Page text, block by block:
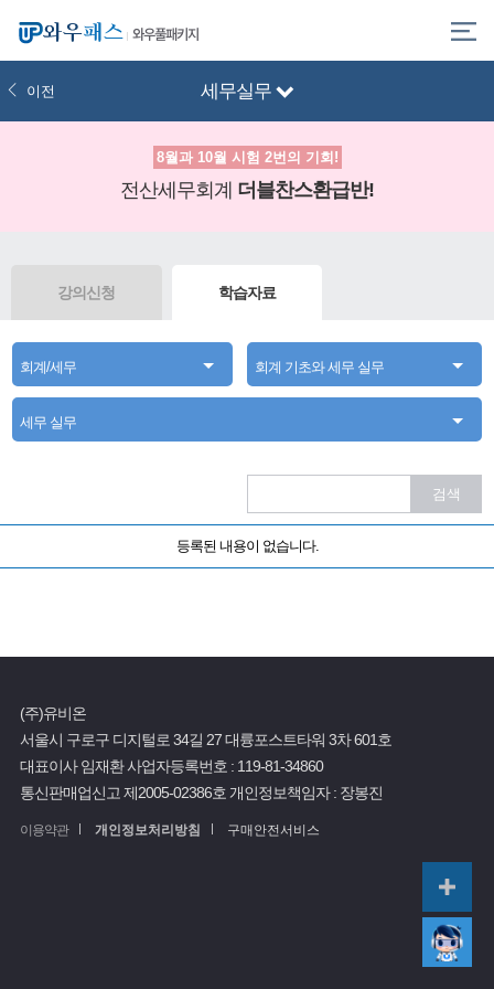
와우풀패키지
세무실무
이전
8월과 10월 시험 2번의 기회!
전산세무회계 더블찬스환급반!
강의신청 학습자료
회계/세무 회계 기초와 세무 실무
세무 실무
등록된 내용이 없습니다.
(주)유비온
서울시 구로구 디지털로 34길 27 대륭포스트타워 3차 601호
대표이사 임재환 사업자등록번호 : 119-81-34860
통신판매업신고 제2005-02386호 개인정보책임자 : 장봉진
이용약관 개인정보처리방침 구매안전서비스